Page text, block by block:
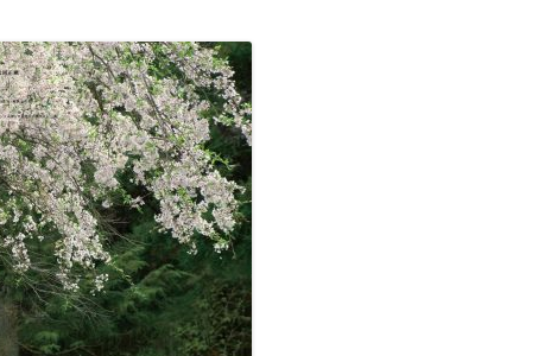
石井達朗｜手紙
田中泯｜『舞踊資源』考 / ON
“DANCE AS A NATURAL
RESOURCE” MIN TANAKA
田中泯｜『身体感覚』考
木幡和枝｜土方巽著 『病める舞姫』
木幡和枝｜ 批評「デレク・ベイリー
と田中泯」